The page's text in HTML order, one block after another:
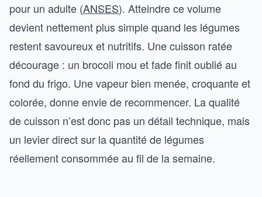
pour un adulte (ANSES). Atteindre ce volume
devient nettement plus simple quand les légumes
restent savoureux et nutritifs. Une cuisson ratée
décourage : un brocoli mou et fade finit oublié au
fond du frigo. Une vapeur bien menée, croquante et
colorée, donne envie de recommencer. La qualité
de cuisson n’est donc pas un détail technique, mais
un levier direct sur la quantité de légumes
réellement consommée au fil de la semaine.